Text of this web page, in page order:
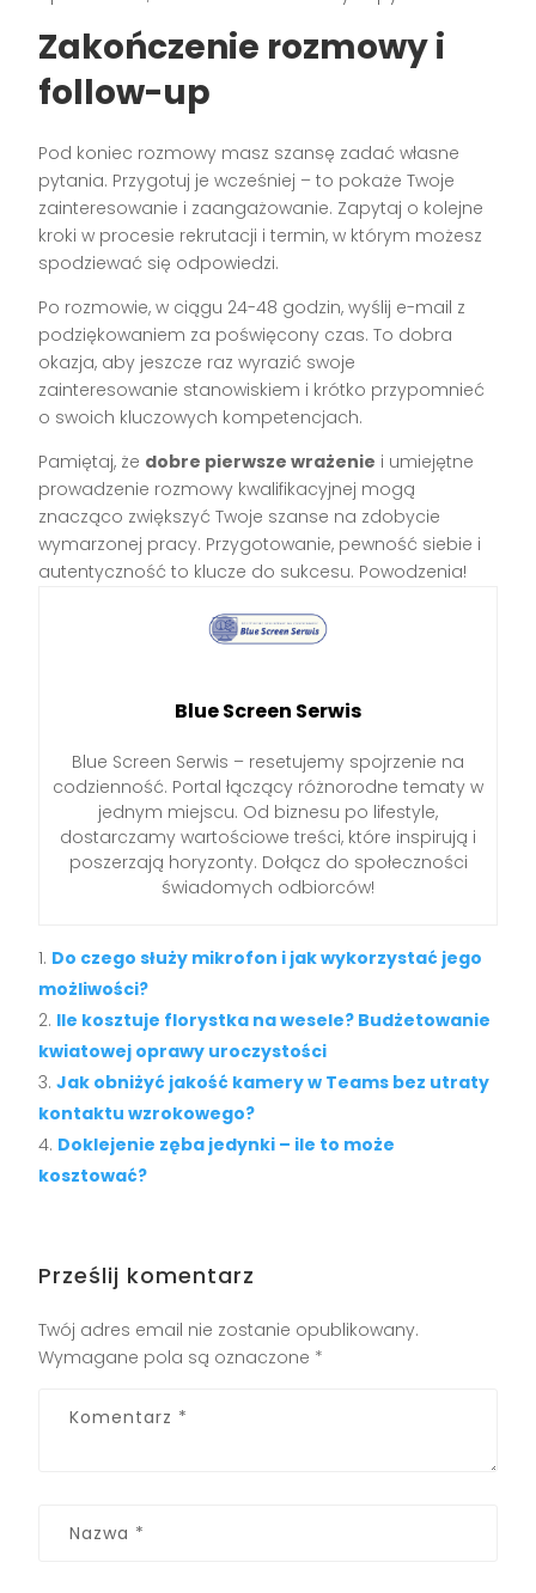
Zakończenie rozmowy i
follow-up
Pod koniec rozmowy masz szansę zadać własne
pytania. Przygotuj je wcześniej – to pokaże Twoje
zainteresowanie i zaangażowanie. Zapytaj o kolejne
kroki w procesie rekrutacji i termin, w którym możesz
spodziewać się odpowiedzi.
Po rozmowie, w ciągu 24-48 godzin, wyślij e-mail z
podziękowaniem za poświęcony czas. To dobra
okazja, aby jeszcze raz wyrazić swoje
zainteresowanie stanowiskiem i krótko przypomnieć
o swoich kluczowych kompetencjach.
Pamiętaj, że dobre pierwsze wrażenie i umiejętne
prowadzenie rozmowy kwalifikacyjnej mogą
znacząco zwiększyć Twoje szanse na zdobycie
wymarzonej pracy. Przygotowanie, pewność siebie i
autentyczność to klucze do sukcesu. Powodzenia!
Blue Screen Serwis
Blue Screen Serwis – resetujemy spojrzenie na
codzienność. Portal łączący różnorodne tematy w
jednym miejscu. Od biznesu po lifestyle,
dostarczamy wartościowe treści, które inspirują i
poszerzają horyzonty. Dołącz do społeczności
świadomych odbiorców!
Do czego służy mikrofon i jak wykorzystać jego
możliwości?
Ile kosztuje florystka na wesele? Budżetowanie
kwiatowej oprawy uroczystości
Jak obniżyć jakość kamery w Teams bez utraty
kontaktu wzrokowego?
Doklejenie zęba jedynki – ile to może
kosztować?
Prześlij komentarz
Twój adres email nie zostanie opublikowany.
Wymagane pola są oznaczone *